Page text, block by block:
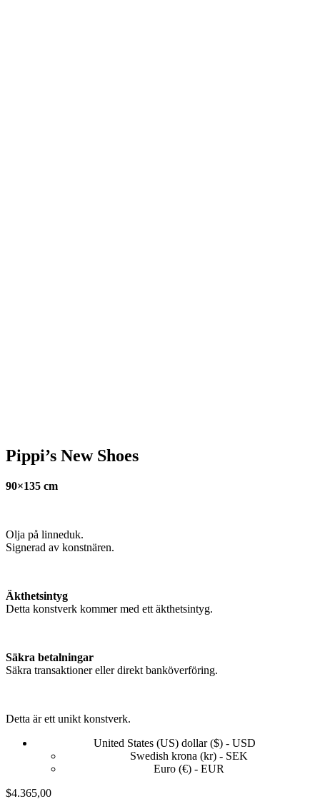
Pippi’s New Shoes
90×135 cm
Olja på linneduk.
Signerad av konstnären.
Äkthetsintyg
Detta konstverk kommer med ett äkthetsintyg.
Säkra betalningar
Säkra transaktioner eller direkt banköverföring.
Detta är ett unikt konstverk.
United States (US) dollar ($) - USD
Swedish krona (kr) - SEK
Euro (€) - EUR
$4.365,00